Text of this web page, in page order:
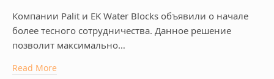
Компании Palit и EK Water Blocks объявили о начале
более тесного сотрудничества. Данное решение
позволит максимально…
Read More